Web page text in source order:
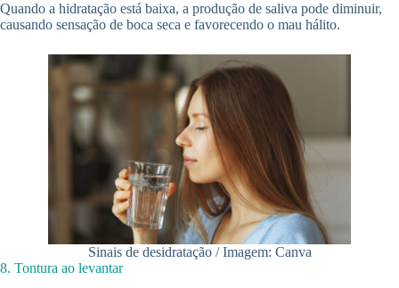
Quando a hidratação está baixa, a produção de saliva pode diminuir,
causando sensação de boca seca e favorecendo o mau hálito.
Sinais de desidratação / Imagem: Canva
8. Tontura ao levantar